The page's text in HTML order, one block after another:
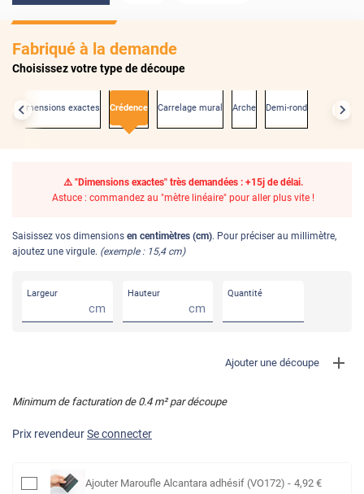
Fabriqué à la demande
Choisissez votre type de découpe
Aux dimensions exactes Crédence Carrelage mural Arche Demi-rond
⚠️ "Dimensions exactes" très demandées : +15j de délai.
Astuce : commandez au "mètre linéaire" pour aller plus vite !
Saisissez vos dimensions en centimètres (cm). Pour préciser au millimètre,
ajoutez une virgule. (exemple : 15,4 cm)
Largeur
cm
Hauteur
cm
Quantité
Ajouter une découpe
Minimum de facturation de 0.4m² par découpe
Prix revendeurSe connecter
Ajouter Maroufle Alcantara adhésif (VO172) - 4,92 €